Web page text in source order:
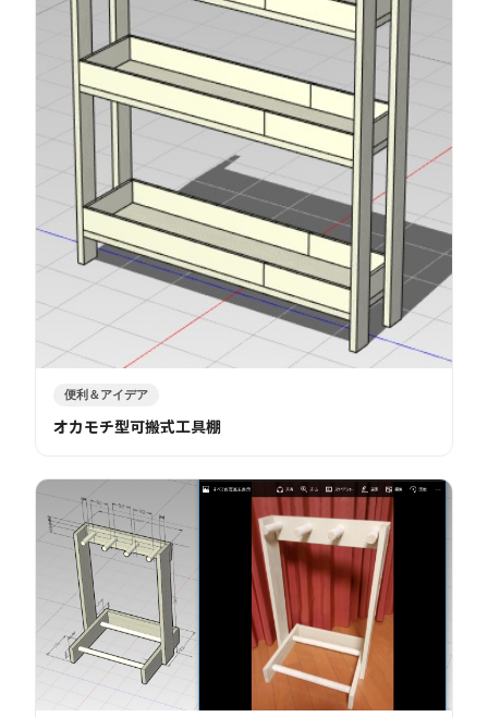
便利＆アイデア
オカモチ型可搬式工具棚